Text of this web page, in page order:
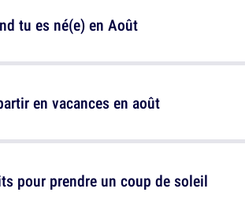
tu es né(e) en Août
pour prendre un coup de soleil
en vacances en août